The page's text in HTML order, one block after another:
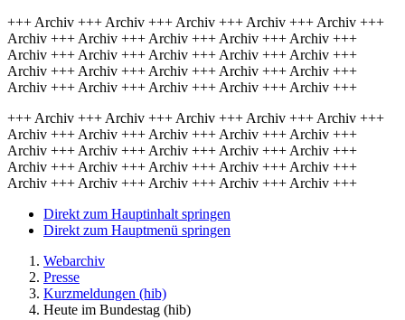
+++ Archiv +++ Archiv +++ Archiv +++ Archiv +++ Archiv +++
Archiv +++ Archiv +++ Archiv +++ Archiv +++ Archiv +++
Archiv +++ Archiv +++ Archiv +++ Archiv +++ Archiv +++
Archiv +++ Archiv +++ Archiv +++ Archiv +++ Archiv +++
Archiv +++ Archiv +++ Archiv +++ Archiv +++ Archiv +++
+++ Archiv +++ Archiv +++ Archiv +++ Archiv +++ Archiv +++
Archiv +++ Archiv +++ Archiv +++ Archiv +++ Archiv +++
Archiv +++ Archiv +++ Archiv +++ Archiv +++ Archiv +++
Archiv +++ Archiv +++ Archiv +++ Archiv +++ Archiv +++
Archiv +++ Archiv +++ Archiv +++ Archiv +++ Archiv +++
Direkt zum Hauptinhalt springen
Direkt zum Hauptmenü springen
Webarchiv
Presse
Kurzmeldungen (hib)
Heute im Bundestag (hib)